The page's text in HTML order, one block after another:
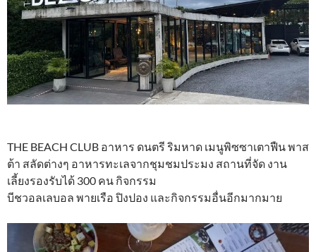
THE BEACH CLUB อาหาร ดนตรี ริมหาด เมนูพิซซาเตาฟืน พาส
ต้า สลัดต่างๆ อาหารทะเลจากชุมชมประมง สถานที่จัด งาน
เลี้ยงรองรับได้ 300 คน กิจกรรม
บีชวอลเลบอล พายเรือ ปิงปอง และกิจกรรมอื่นอีกมากมาย